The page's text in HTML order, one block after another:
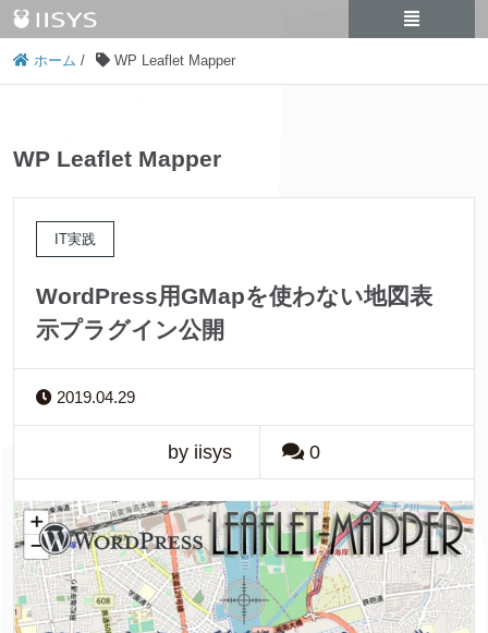
ホーム / WP Leaflet Mapper
WP Leaflet Mapper
IT実践
WordPress用GMapを使わない地図表
示プラグイン公開
2019.04.29
by iisys 0